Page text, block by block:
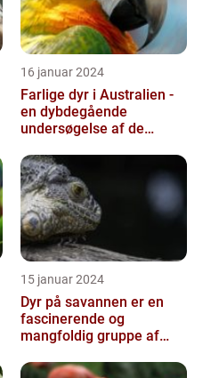
16 januar 2024
Farlige dyr i Australien -
en dybdegående
undersøgelse af de
15 januar 2024
Dyr på savannen er en
fascinerende og
mangfoldig gruppe af
sig det hårde o...